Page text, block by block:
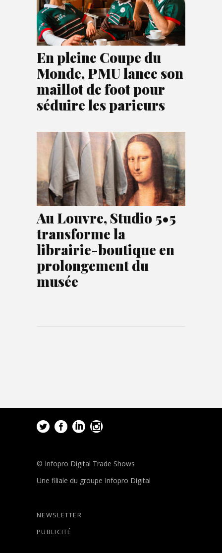
En pleine Coupe du
Monde, PMU lance son
maillot de foot pour
séduire les parieurs
Au Louvre, Studio 5•5
transforme la
librairie-boutique en
prolongement du
musée
© Infopro Digital Trade Shows
Une filiale du groupe Infopro Digital
NEWSLETTER
PUBLICITÉ